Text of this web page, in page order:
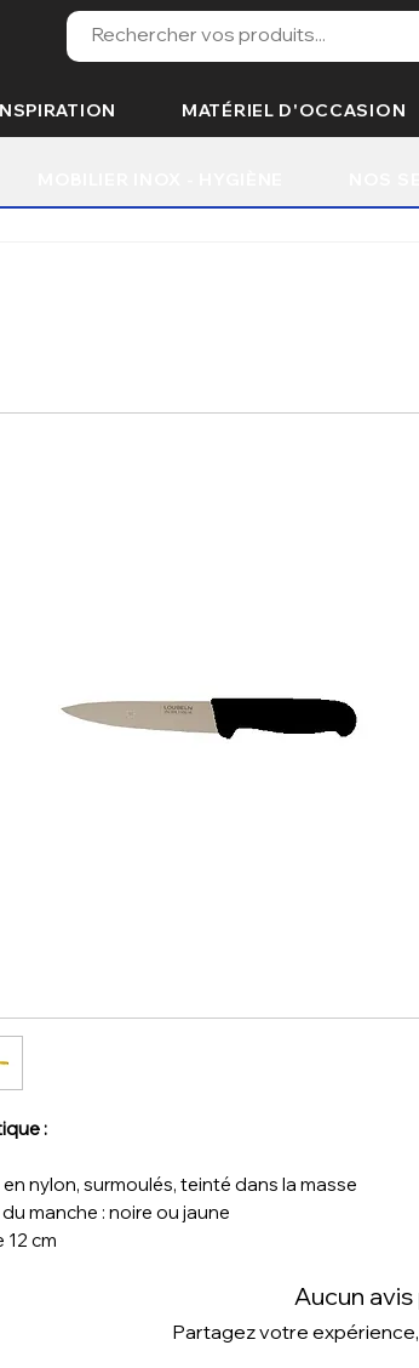
MATÉRIEL D'OCCASION
:
nylon, surmoulés, teinté dans la masse
manche : noire ou jaune
12 cm
Aucun
Partagez votre